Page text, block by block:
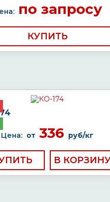
по запросу
КУПИТЬ
Цена: от 336 руб/кг